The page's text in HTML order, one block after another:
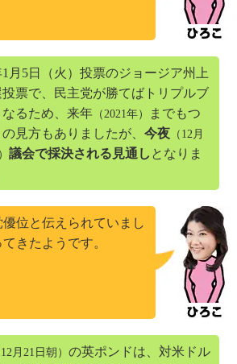
1月5日（火）投票のジョージア州上
投票で、民主党が勝てばトリプルブ
なるため、来年 （2021年）
までもつ
見方もありましたが、 今夜 （12月
議会で採決される見通し となりま
位と伝えられていまし
きたようです。
12月21日朝） の英ポンドは、対米ドル